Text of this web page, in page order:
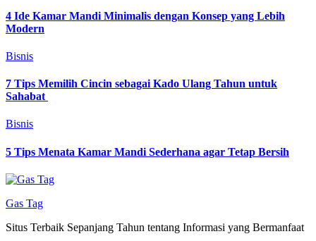
4 Ide Kamar Mandi Minimalis dengan Konsep yang Lebih
Modern
Bisnis
7 Tips Memilih Cincin sebagai Kado Ulang Tahun untuk
Sahabat
Bisnis
5 Tips Menata Kamar Mandi Sederhana agar Tetap Bersih
Gas Tag
Situs Terbaik Sepanjang Tahun tentang Informasi yang Bermanfaat